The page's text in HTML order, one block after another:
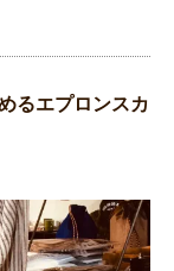
るエプロンスカ